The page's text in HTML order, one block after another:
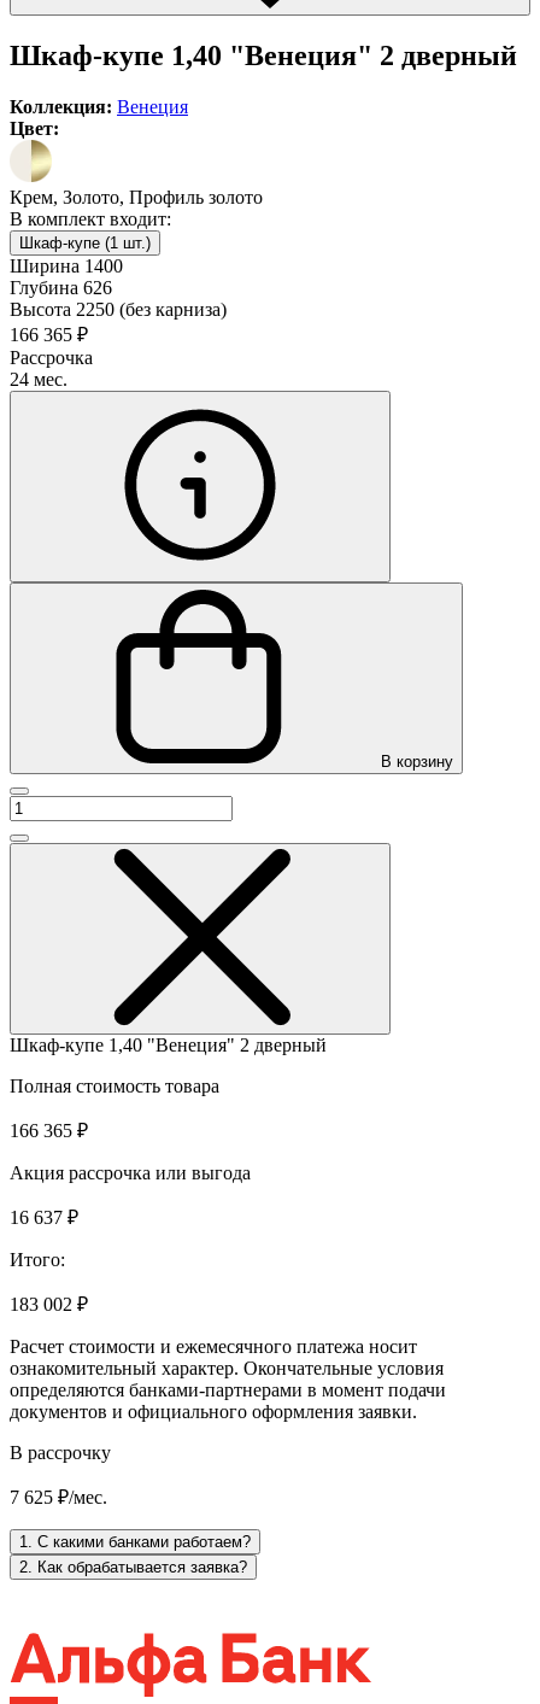
Шкаф-купе 1,40 "Венеция" 2 дверный
Коллекция: Венеция
Цвет:
Крем, Золото, Профиль золото
В комплект входит:
Шкаф-купе (1 шт.)
Ширина 1400
Глубина 626
Высота 2250 (без карниза)
166 365 ₽
Рассрочка
24 мес.
В корзину
Шкаф-купе 1,40 "Венеция" 2 дверный
Полная стоимость товара
166 365 ₽
Акция рассрочка или выгода
16 637 ₽
Итого:
183 002 ₽
Расчет стоимости и ежемесячного платежа носит
ознакомительный характер. Окончательные условия
определяются банками-партнерами в момент подачи
документов и официального оформления заявки.
В рассрочку
7 625 ₽/мес.
1. С какими банками работаем?
2. Как обрабатывается заявка?